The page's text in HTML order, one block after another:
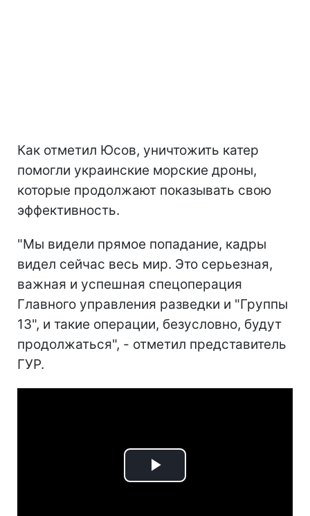
Как отметил Юсов, уничтожить катер
помогли украинские морские дроны,
которые продолжают показывать свою
эффективность.
"Мы видели прямое попадание, кадры
видел сейчас весь мир. Это серьезная,
важная и успешная спецоперация
Главного управления разведки и "Группы
13", и такие операции, безусловно, будут
продолжаться", - отметил представитель
ГУР.
Play